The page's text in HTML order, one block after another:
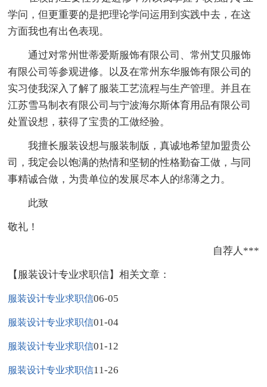
学问，但更重要的是把理论学问运用到实践中去，在这
方面我也有出色表现。
通过对常州世蒂爱斯服饰有限公司、常州艾贝服饰
有限公司等参观进修。以及在常州东华服饰有限公司的
实习使我深入了解了服装工艺流程与生产管理。并且在
江苏雪马制衣有限公司与宁波海尔斯体育用品有限公司
处置设想，获得了宝贵的工做经验。
我擅长服装设想与服装制版，真诚地希望加盟贵公
司，我定会以饱满的热情和坚韧的性格勤奋工做，与同
事精诚合做，为贵单位的发展尽本人的绵薄之力。
此致
敬礼！
自荐人***
【服装设计专业求职信】相关文章：
服装设计专业求职信06-05
服装设计专业求职信01-04
服装设计专业求职信01-12
服装设计专业求职信11-26